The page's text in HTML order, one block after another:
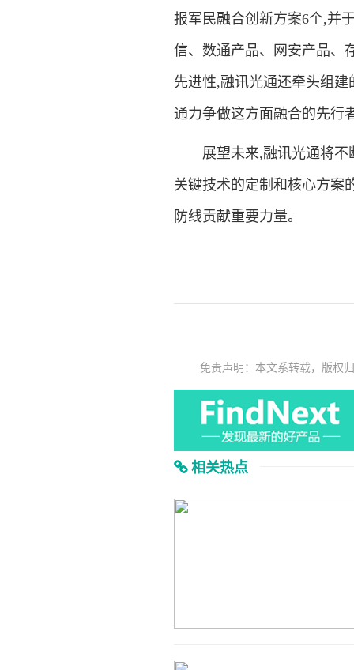
报军民融合创新方案6个,并
信、数通产品、网安产品、
先进性,融讯光通还牵头组
通力争做这方面融合的先行
展望未来,融讯光通将不
关键技术的定制和核心方案
防线贡献重要力量。
免责声明：本文系转载，版权
相关热点